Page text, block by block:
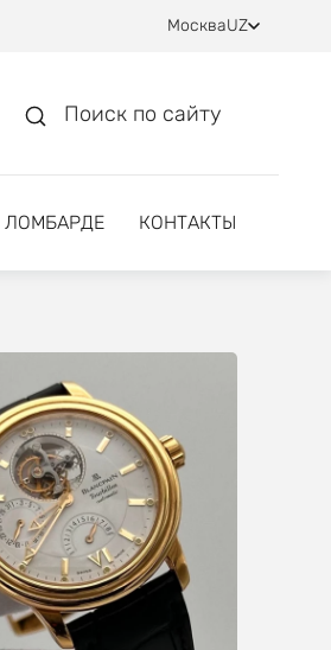
МоскваUZ
Поиск по сайту
ЛОМБАРДЕ КОНТАКТЫ